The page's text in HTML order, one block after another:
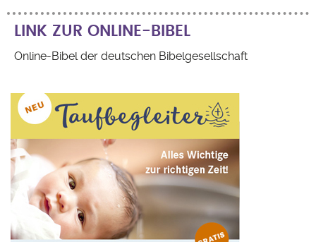
LINK ZUR ONLINE-BIBEL
Online-Bibel der deutschen Bibelgesellschaft